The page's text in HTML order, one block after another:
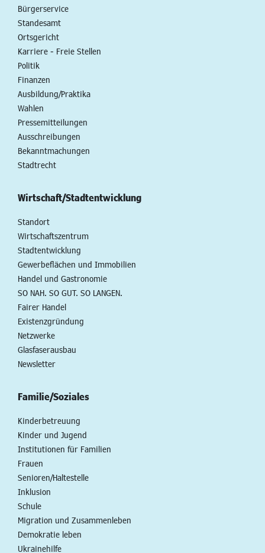
Bürgerservice
Standesamt
Ortsgericht
Karriere - Freie Stellen
Politik
Finanzen
Ausbildung/Praktika
Wahlen
Pressemitteilungen
Ausschreibungen
Bekanntmachungen
Stadtrecht
Wirtschaft/Stadtentwicklung
Standort
Wirtschaftszentrum
Stadtentwicklung
Gewerbeflächen und Immobilien
Handel und Gastronomie
SO NAH. SO GUT. SO LANGEN.
Fairer Handel
Existenzgründung
Netzwerke
Glasfaserausbau
Newsletter
Familie/Soziales
Kinderbetreuung
Kinder und Jugend
Institutionen für Familien
Frauen
Senioren/Haltestelle
Inklusion
Schule
Migration und Zusammenleben
Demokratie leben
Ukrainehilfe